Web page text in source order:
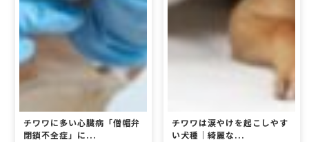
チワワに多い心臓病「僧帽弁
閉鎖不全症」に...
チワワは涙やけを起こしやす
い犬種｜綺麗な...